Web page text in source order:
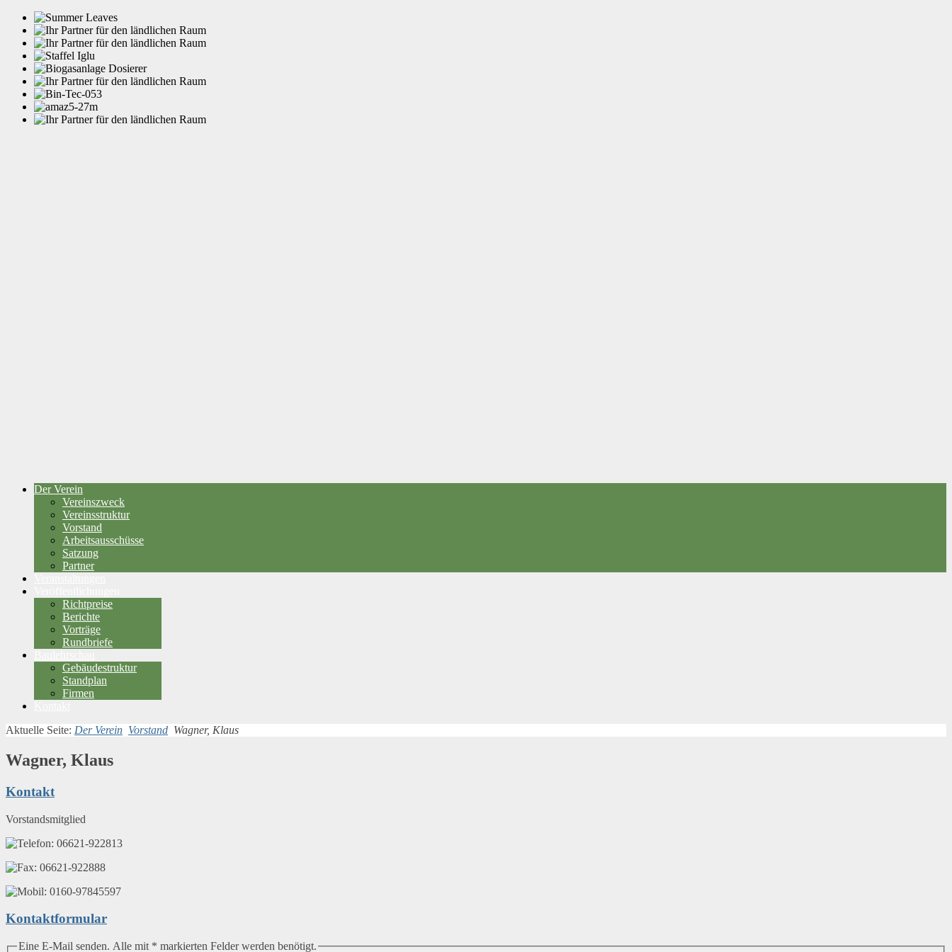
Der Verein
Vereinszweck
Vereinsstruktur
Vorstand
Arbeitsausschüsse
Satzung
Partner
Richtpreise
Berichte
Vorträge
Rundbriefe
Gebäudestruktur
Standplan
Firmen
Aktuelle Seite: Der Verein Vorstand Wagner, Klaus
Wagner, Klaus
Kontakt
Vorstandsmitglied
06621-922813
06621-922888
0160-97845597
Kontaktformular
Eine E-Mail senden. Alle mit * markierten Felder werden benötigt.